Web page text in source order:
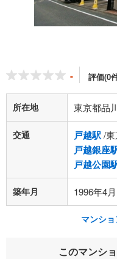
- 評価(0
所在地 東京都品
交通 戸越駅/
戸越銀座
戸越公園
築年月 1996年4
マンシ
このマンシ